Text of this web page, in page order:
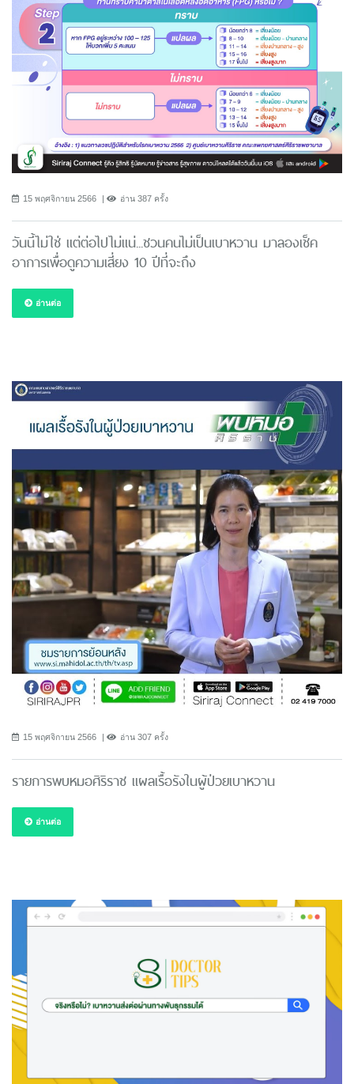
15 พฤศจิกายน 2566 อ่าน 387 ครั้ง
วันนี้ไม่ใช่ แต่ต่อไปไม่แน่...ชวนคนไม่เป็นเบาหวาน มาลองเช็ค
อาการเพื่อดูความเสี่ยง 10 ปีที่จะถึง
อ่านต่อ
15 พฤศจิกายน 2566 อ่าน 307 ครั้ง
รายการพบหมอศิริราช แผลเรื้อรังในผู้ป่วยเบาหวาน
อ่านต่อ